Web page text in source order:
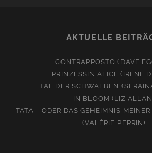
AKTUELLE
CONTRAPPOSTO (DAVE
PRINZESSIN ALICE (IRENE
TAL DER SCHWALBEN
IN BLOOM (LIZ
TATA – ODER DAS GEHEIMNIS
(VALÉRIE PERRIN)